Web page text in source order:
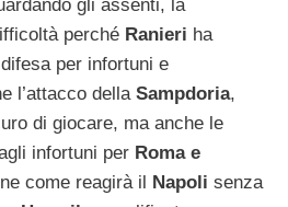
gli assenti, la
perché Ranieri ha
per infortuni e
l’attacco della Sampdoria,
di giocare, ma anche le
infortuni per Roma e
come reagirà il Napoli senza